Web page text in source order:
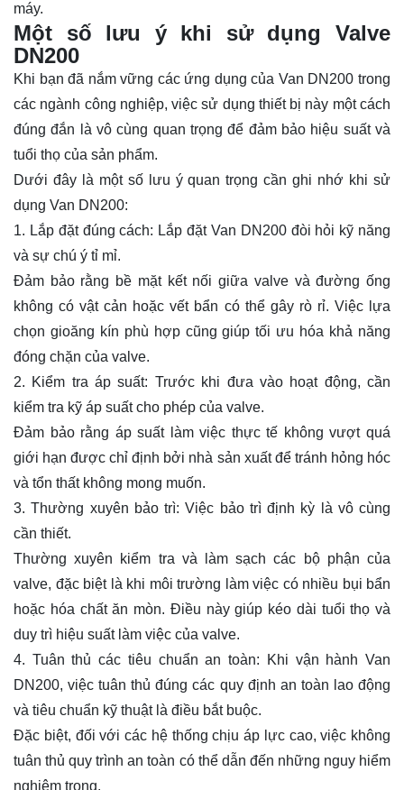
máy.
Một số lưu ý khi sử dụng Valve
DN200
Khi bạn đã nắm vững các ứng dụng của Van DN200 trong
các ngành công nghiệp, việc sử dụng thiết bị này một cách
đúng đắn là vô cùng quan trọng để đảm bảo hiệu suất và
tuổi thọ của sản phẩm.
Dưới đây là một số lưu ý quan trọng cần ghi nhớ khi sử
dụng Van DN200:
1. Lắp đặt đúng cách: Lắp đặt Van DN200 đòi hỏi kỹ năng
và sự chú ý tỉ mỉ.
Đảm bảo rằng bề mặt kết nối giữa valve và đường ống
không có vật cản hoặc vết bẩn có thể gây rò rỉ. Việc lựa
chọn gioăng kín phù hợp cũng giúp tối ưu hóa khả năng
đóng chặn của valve.
2. Kiểm tra áp suất: Trước khi đưa vào hoạt động, cần
kiểm tra kỹ áp suất cho phép của valve.
Đảm bảo rằng áp suất làm việc thực tế không vượt quá
giới hạn được chỉ định bởi nhà sản xuất để tránh hỏng hóc
và tổn thất không mong muốn.
3. Thường xuyên bảo trì: Việc bảo trì định kỳ là vô cùng
cần thiết.
Thường xuyên kiểm tra và làm sạch các bộ phận của
valve, đặc biệt là khi môi trường làm việc có nhiều bụi bẩn
hoặc hóa chất ăn mòn. Điều này giúp kéo dài tuổi thọ và
duy trì hiệu suất làm việc của valve.
4. Tuân thủ các tiêu chuẩn an toàn: Khi vận hành Van
DN200, việc tuân thủ đúng các quy định an toàn lao động
và tiêu chuẩn kỹ thuật là điều bắt buộc.
Đặc biệt, đối với các hệ thống chịu áp lực cao, việc không
tuân thủ quy trình an toàn có thể dẫn đến những nguy hiểm
nghiêm trọng.